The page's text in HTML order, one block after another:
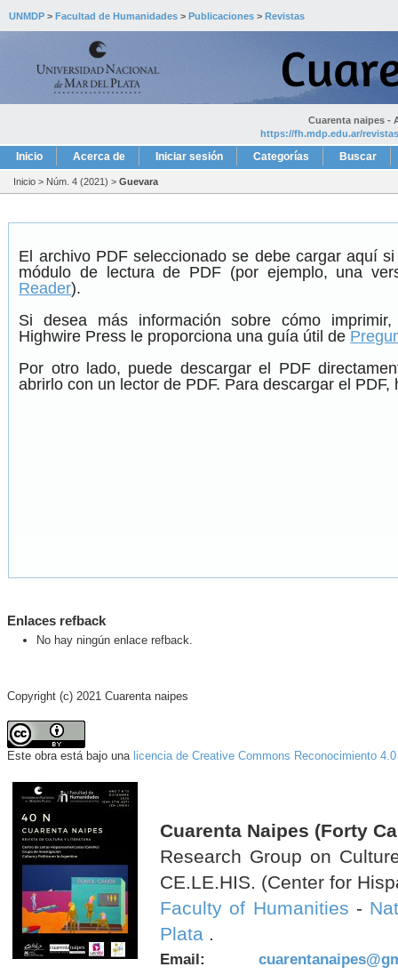
UNMDP > Facultad de Humanidades > Publicaciones > Revistas
Cuarenta naipes -
https://fh.mdp.edu.ar/
Inicio Acerca de Iniciar sesión Categorías Buscar
Inicio > Núm. 4 (2021) > Guevara
El archivo PDF seleccionado se debe cargar aquí
módulo de lectura de PDF (por ejemplo, una
Reader).
Si desea más información sobre cómo
Highwire Press le proporciona una guía útil de
Por otro lado, puede descargar el PDF
abrirlo con un lector de PDF. Para descargar el
Enlaces refback
No hay ningún enlace refback.
Copyright (c) 2021 Cuarenta naipes
Este obra está bajo una licencia de Creative Commons Reconocimiento
Cuarenta Naipes (Forty
Research Group on
CE.LE.HIS. (Center for
Faculty of Humanities -
Plata .
Email: